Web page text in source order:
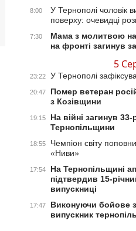
8:00
У Тернополі чоловік
поверху: очевидці
7:30
Мама з молитвою
на фронті загинув
5
23:22 У Тернополі
20:47
Помер ветеран
з Козівщини
19:15
На війні загинув
Тернопільщини
18:55
Чемпіон світу
«Ниви»
17:54
На Тернопільщині
підтвердив 15-
випускниці
17:47
Виконуючи бойове
випускник